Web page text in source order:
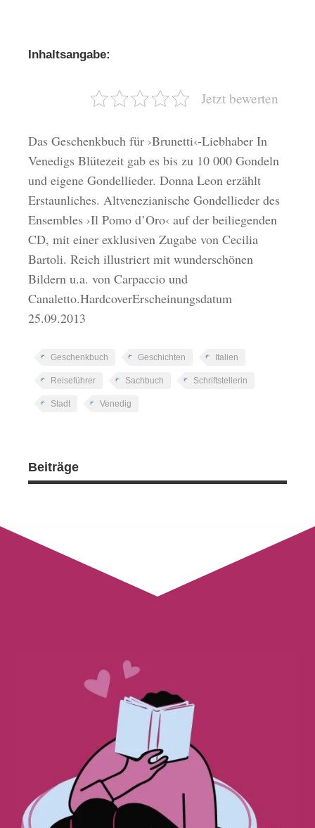
Inhaltsangabe:
Jetzt bewerten
Das Geschenkbuch für ›Brunetti‹-Liebhaber In
Venedigs Blütezeit gab es bis zu 10 000 Gondeln
und eigene Gondellieder. Donna Leon erzählt
Erstaunliches. Altvenezianische Gondellieder des
Ensembles ›Il Pomo d’Oro‹ auf der beiliegenden
CD, mit einer exklusiven Zugabe von Cecilia
Bartoli. Reich illustriert mit wunderschönen
Bildern u.a. von Carpaccio und
Canaletto.HardcoverErscheinungsdatum
25.09.2013
Geschenkbuch Geschichten Italien
Reiseführer Sachbuch Schriftstellerin
Stadt Venedig
Beiträge